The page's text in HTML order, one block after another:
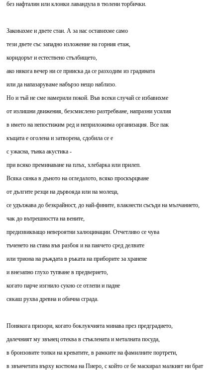
без нафталин или клонки лавандула в тюлени торбички.
Заковахме и двете стаи. А за нас оставихме само
тези двете със западно изложение на горния етаж,
коридорът и естествено стълбището,
ако някога вечер ни се прииска да се разходим из градината
или да напазаруваме набързо нещо наблизо.
Но и тъй не сме намерили покой. Във всеки случай се избавихме
от излишни движения, безсмислено разтребване, напразни усилия
в името на непостижим ред и неприложима организация. Все пак
къщата е оголена и затворена, сдобила се е
с ужасна, тънка акустика -
при всяко преминаване на плъх, хлебарка или прилеп.
Всяка сянка в дъното на огледалото, всяко проскърцване
от дългите резци на дървояда или на молеца,
се удължава до безкрайност, до най-фините, влакнести съсъди на мълчанието,
чак до вътрешността на вените,
предизвикващо невероятни халюцинации. Отчетливо се чува
тъченето на стана във разбоя и на паячето сред делвите
или триона на ръждата в ръката на приборите за хранене
и внезапно глухо тупване в предверието,
когато парче изгнило сукно се отлепи и падне
сякаш рухва древна и обична сграда.
Понякога призори, когато боклукчията минава през предградието,
далечният му звънец отеква в стъклената и металната посуда,
в бронзовите топки на креватите, в рамките на фамилните портрети,
в звънчетата върху костюма на Пиеро, с който се бе маскирал малкият ни брат